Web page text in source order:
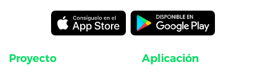
Proyecto Aplicación